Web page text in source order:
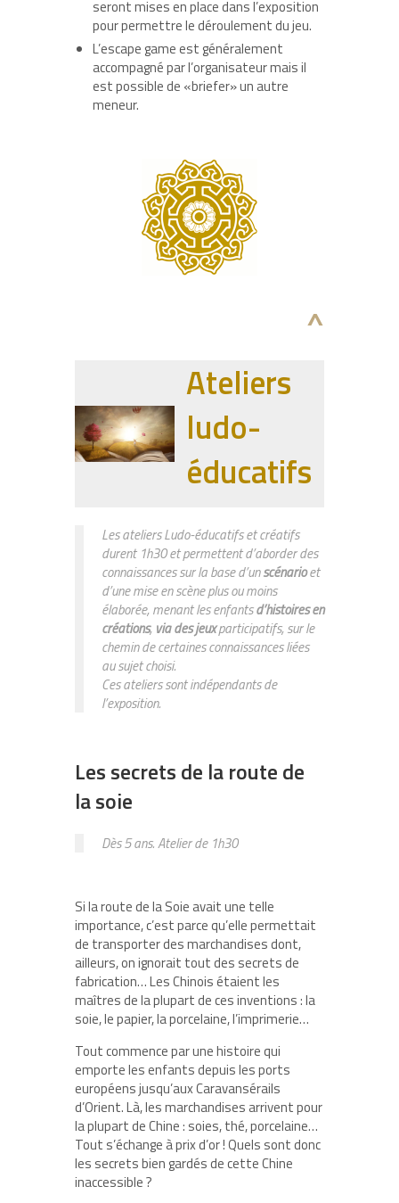
seront mises en place dans l’exposition
pour permettre le déroulement du jeu.
L’escape game est généralement
accompagné par l’organisateur mais il
est possible de «briefer» un autre
meneur.
^
Ateliers
ludo-
éducatifs
Les ateliers Ludo-éducatifs et créatifs
durent 1h30 et permettent d’aborder des
connaissances sur la base d’unscénarioet
d’une mise en scène plus ou moins
élaborée, menant les enfantsd’histoires en
créations, via des jeuxparticipatifs, sur le
chemin de certaines connaissances liées
au sujet choisi.
Ces ateliers sont indépendants de
l’exposition.
Les secrets de la route de
la soie
Dès 5 ans. Atelier de 1h30
Si la route de la Soie avait une telle
importance, c’est parce qu’elle permettait
de transporter des marchandises dont,
ailleurs, on ignorait tout des secrets de
fabrication… Les Chinois étaient les
maîtres de la plupart de ces inventions : la
soie, le papier, la porcelaine, l’imprimerie…
Tout commence par une histoire qui
emporte les enfants depuis les ports
européens jusqu’aux Caravansérails
d’Orient. Là, les marchandises arrivent pour
la plupart de Chine : soies, thé, porcelaine…
Tout s’échange à prix d’or ! Quels sont donc
les secrets bien gardés de cette Chine
inaccessible ?